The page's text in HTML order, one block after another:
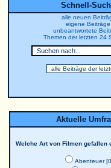
Schnell-
alle neuen
eigene Beiträge
unbeantwortete
Themen der letzten 24
Aktuelle
Welche Art von Filmen gefallen
Abenteuer